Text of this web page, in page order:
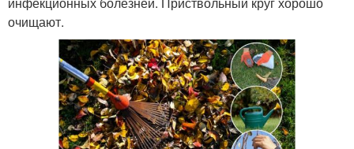
очищают.